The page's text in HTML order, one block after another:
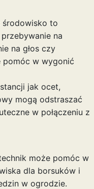
środowisko to
na
na głos czy
pomóc w wygonić
jak ocet,
mogą odstraszać
w połączeniu z
może pomóc w
dla borsuków i
w ogrodzie.